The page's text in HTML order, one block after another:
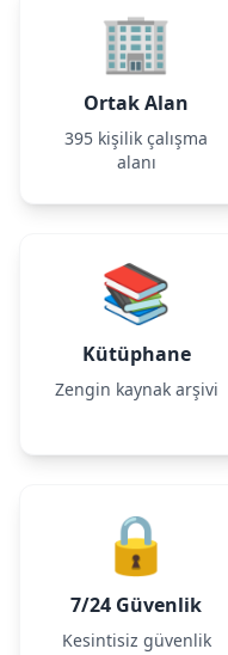
🏢
Ortak Alan
395 kişilik çalışma
alanı
📚
Kütüphane
Zengin kaynak arşivi
🔒
7/24 Güvenlik
Kesintisiz güvenlik